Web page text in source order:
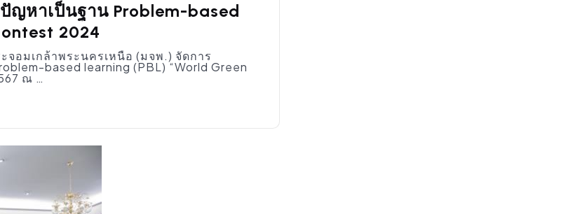
ญหาเป็นฐาน Problem-based
2024
อมเกล้าพระนครเหนือ (มจพ.) จัดการ
based learning (PBL) “World Green
ณ …